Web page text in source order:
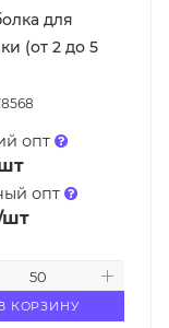
для
(от 2 до 5
опт
опт
КОРЗИНУ